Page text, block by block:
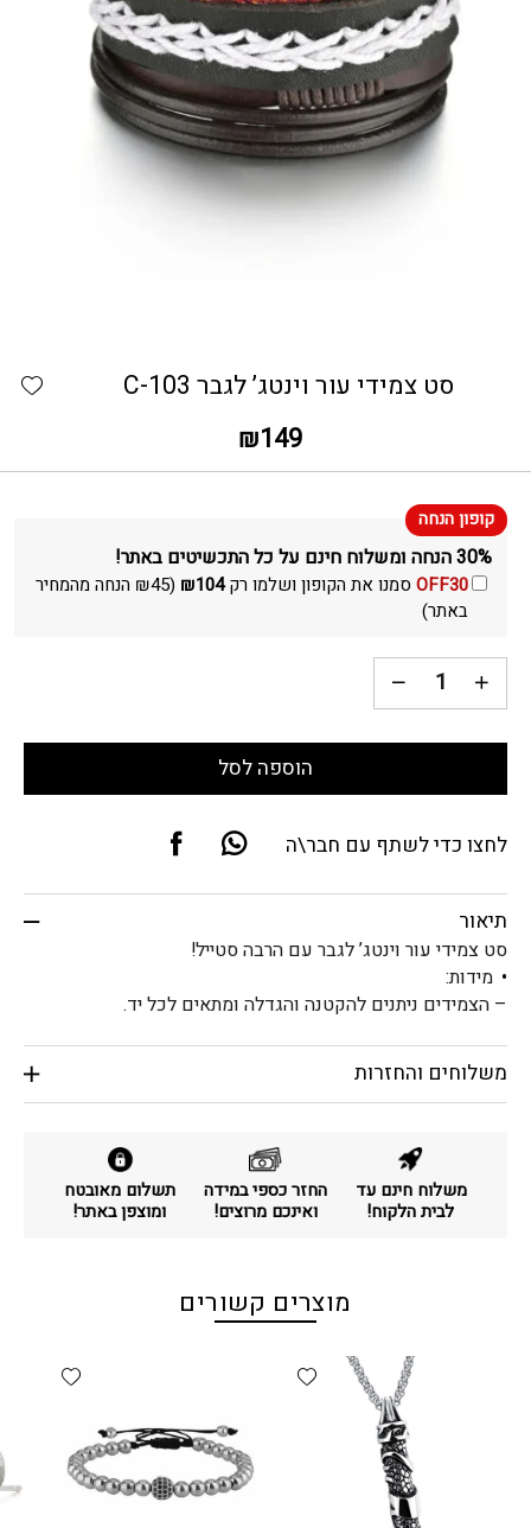
סט צמידי עור וינטג’ לגבר C-103
₪149
30% הנחה ומשלוח חינם על כל התכשיטים באתר!
OFF30 סמנו את הקופון ושלמו רק ₪104
(
₪45
הנחה מהמחיר
באתר)
הוספה לסל
לחצו כדי לשתף עם חבר\ה
תיאור
סט צמידי עור וינטג’ לגבר עם הרבה סטייל!
מידות:
– הצמידים ניתנים להקטנה והגדלה ומתאים לכל יד.
משלוחים והחזרות
משלוח חינם עד
לבית הלקוח!
החזר כספי במידה
ואינכם מרוצים!
תשלום מאובטח
ומוצפן באתר!
מוצרים קשורים
Add wishlist
wishlist